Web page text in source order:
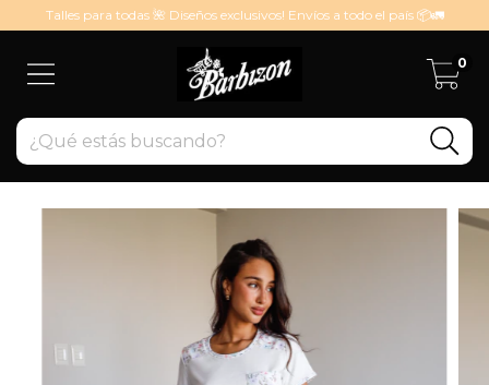
Talles para todas 🌺 Diseños exclusivos! Envíos a todo el país 📦🚛
0